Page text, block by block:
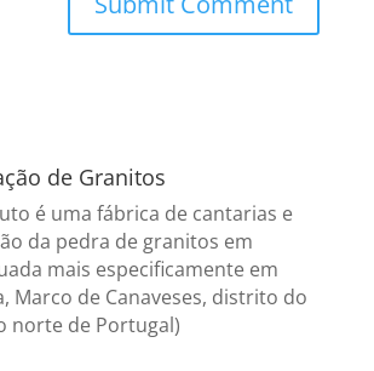
de Granitos
é uma fábrica de cantarias e
da pedra de granitos em
mais especificamente em
Marco de Canaveses, distrito do
norte de Portugal)